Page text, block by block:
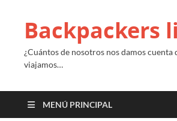
Backpackers
¿Cuántos de nosotros nos damos cuenta
viajamos…
MENÚ PRINCIPAL